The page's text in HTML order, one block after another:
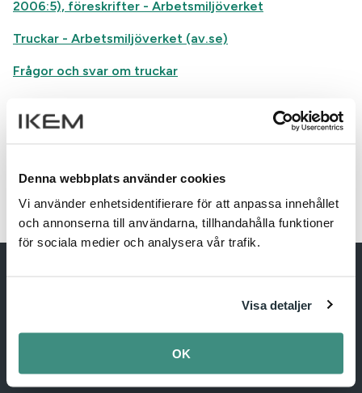
Denna webbplats använder cookies
Vi använder enhetsidentifierare för att anpassa innehållet
och annonserna till användarna, tillhandahålla funktioner
för sociala medier och analysera vår trafik.
Visa detaljer
OK
2006:5), föreskrifter - Arbetsmiljöverket
Truckar - Arbetsmiljöverket (av.se)
Frågor och svar om truckar
Checklista truckar - prevent
IKEM – Innovation and Chemical Industries in Sweden
IKEM – Innovations- och kemiindustrierna i Sverige